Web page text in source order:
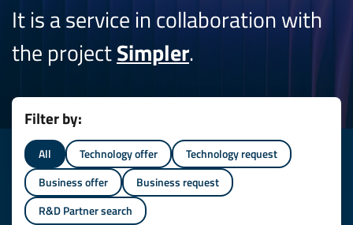
It is a service in collaboration with
the projectSimpler.
Filter by:
All Technology offer
Technology request
Business offer
Business request
R&D Partner search